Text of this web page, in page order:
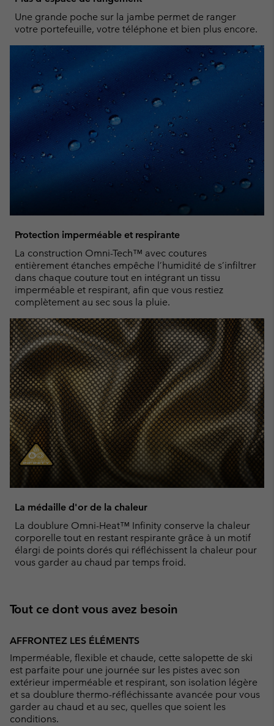
Une grande poche sur la jambe permet de ranger
votre portefeuille, votre téléphone et bien plus encore.
Protection imperméable et respirante
La construction Omni-Tech™ avec coutures
entièrement étanches empêche l’humidité de s’infiltrer
dans chaque couture tout en intégrant un tissu
imperméable et respirant, afin que vous restiez
complètement au sec sous la pluie.
La médaille d'or de la chaleur
La doublure Omni-Heat™ Infinity conserve la chaleur
corporelle tout en restant respirante grâce à un motif
élargi de points dorés qui réfléchissent la chaleur pour
vous garder au chaud par temps froid.
Tout ce dont vous avez besoin
AFFRONTEZ LES ÉLÉMENTS
Imperméable, flexible et chaude, cette salopette de ski
est parfaite pour une journée sur les pistes avec son
extérieur imperméable et respirant, son isolation légère
et sa doublure thermo-réfléchissante avancée pour vous
garder au chaud et au sec, quelles que soient les
conditions.